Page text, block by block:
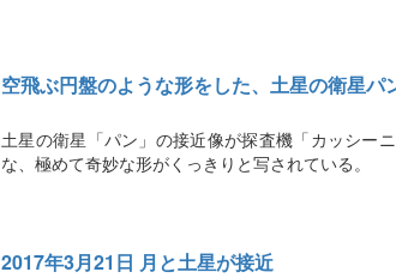
空飛ぶ円盤のような形をした、土星の衛星パ
土星の衛星「パン」の接近像が探査機「カッシー
な、極めて奇妙な形がくっきりと写されている。
2017年3月21日 月と土星が接近